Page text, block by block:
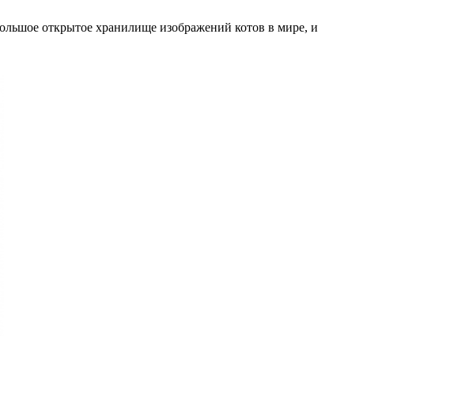
открытое хранилище изображений котов в мире, и